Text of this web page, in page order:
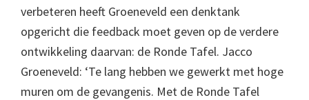
verbeteren heeft Groeneveld een denktank
opgericht die feedback moet geven op de verdere
ontwikkeling daarvan: de Ronde Tafel. Jacco
Groeneveld: ‘Te lang hebben we gewerkt met hoge
muren om de gevangenis. Met de Ronde Tafel